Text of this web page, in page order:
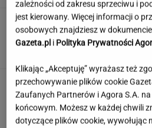
To nie droga na
naprawdę wygląda
MATERIAŁ PROMOCYJNY
śmierci: Niektórzy
SUBSKRYPCJA
zależności od zakresu sprzeciwu i
jest kierowany. Więcej informacji o
osobowych znajdziesz w dokumencie
Gazeta.pl i Polityka Prywatności
Klikając „Akceptuję” wyrażasz też
przechowywanie plików cookie
Zaufanych Partnerów i Agora S.A.
końcowym. Możesz w każdej chwili
dotyczące plików cookie, wywołując